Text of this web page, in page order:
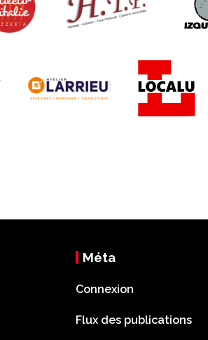
Méta
Connexion
Flux des publications